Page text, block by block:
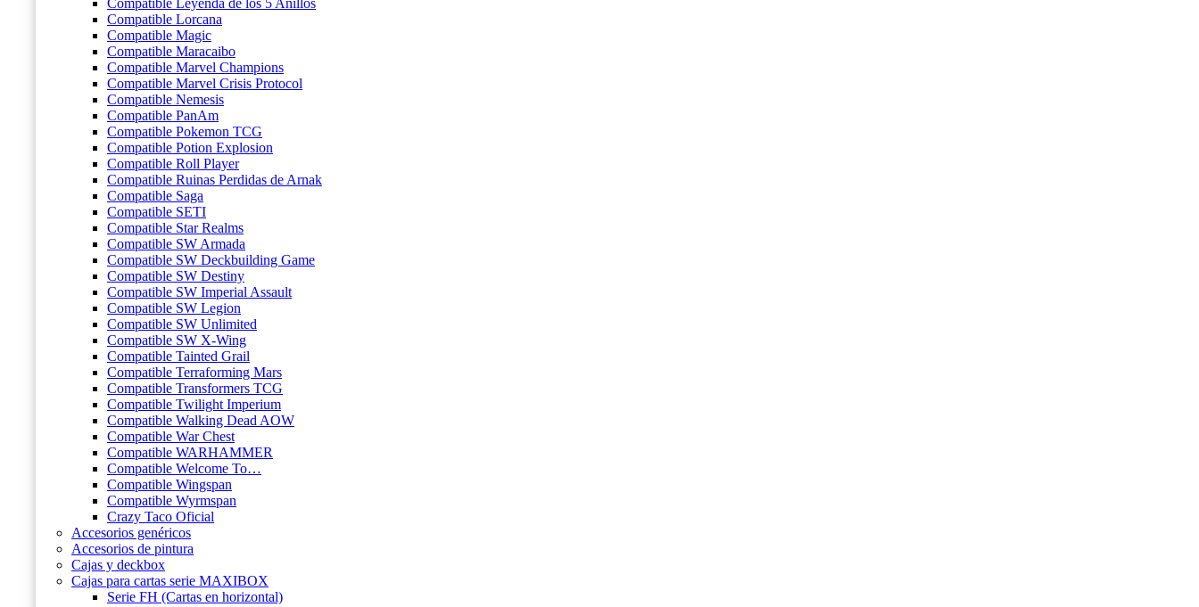
Compatible Leyenda de los 5 Anillos
Compatible Lorcana
Compatible Magic
Compatible Maracaibo
Compatible Marvel Champions
Compatible Marvel Crisis Protocol
Compatible Nemesis
Compatible PanAm
Compatible Pokemon TCG
Compatible Potion Explosion
Compatible Roll Player
Compatible Ruinas Perdidas de Arnak
Compatible Saga
Compatible SETI
Compatible Star Realms
Compatible SW Armada
Compatible SW Deckbuilding Game
Compatible SW Destiny
Compatible SW Imperial Assault
Compatible SW Legion
Compatible SW Unlimited
Compatible SW X-Wing
Compatible Tainted Grail
Compatible Terraforming Mars
Compatible Transformers TCG
Compatible Twilight Imperium
Compatible Walking Dead AOW
Compatible War Chest
Compatible WARHAMMER
Compatible Welcome To…
Compatible Wingspan
Compatible Wyrmspan
Crazy Taco Oficial
Accesorios genéricos
Accesorios de pintura
Cajas y deckbox
Cajas para cartas serie MAXIBOX
Serie FH (Cartas en horizontal)